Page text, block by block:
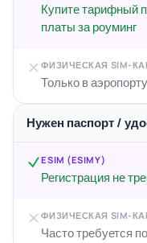
Купите тарифный
платы за роуминг
ФИЗИЧЕСКАЯ SIM-
Только в
Нужен паспорт /
ESIM (ESIMY)
Регистрация не
ФИЗИЧЕСКАЯ SIM-
Часто требуется